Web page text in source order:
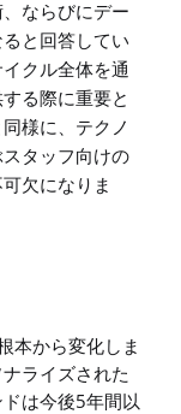
ならびにデー
と回答してい
クル全体を通
る際に重要と
様に、テクノ
タッフ向けの
欠になりま
本から変化しま
ライズされた
は今後5年間以